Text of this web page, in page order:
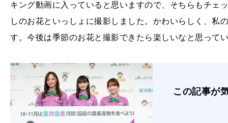
キング動画に入っていると思いますので、そちらもチェ
しのお花といっしょに撮影しました。かわいらしく、私
す。今後は季節のお花と撮影できたら楽しいなと思って
この記事が